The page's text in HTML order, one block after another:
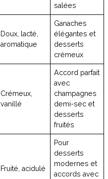
salées
Doux, lacté,
aromatique
Ganaches
élégantes et
desserts
crémeux
Crémeux,
vanillé
Accord parfait
avec
champagnes
demi-sec et
desserts
fruités
Fruité, acidulé
Pour
desserts
modernes et
accords avec